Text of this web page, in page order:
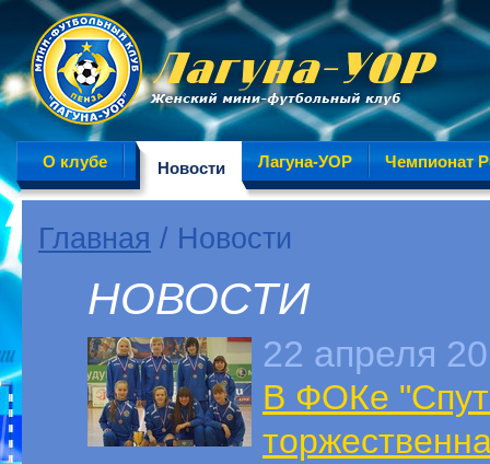
О клубе Новости Лагуна-УОР Чемпионат
Главная / Новости
НОВОСТИ
22 апреля
В ФОКе